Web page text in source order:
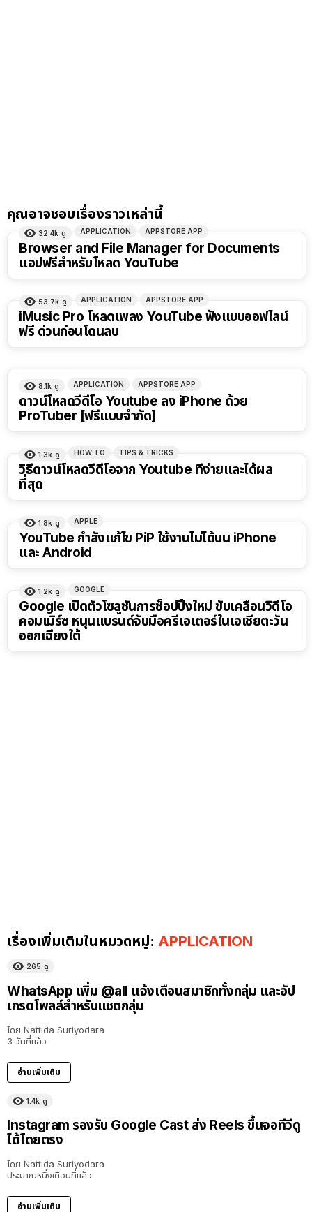
คุณอาจชอบเรื่องราวเหล่านี้
32.4k ดู APPLICATION APPSTORE APP
Browser and File Manager for Documents
แอปฟรีสำหรับโหลด YouTube
53.7k ดู APPLICATION APPSTORE APP
iMusic Pro โหลดเพลง YouTube ฟังแบบออฟไลน์
ฟรี ด่วนก่อนโดนลบ
8.1k ดู APPLICATION APPSTORE APP
ดาวน์โหลดวีดีโอ Youtube ลง iPhone ด้วย
ProTuber [ฟรีแบบจำกัด]
1.3k ดู HOW TO TIPS & TRICKS
วิธีดาวน์โหลดวีดีโอจาก Youtube ที่ง่ายและได้ผล
ที่สุด
1.8k ดู APPLE
YouTube กำลังแก้ไข PiP ใช้งานไม่ได้บน iPhone
และ Android
1.2k ดู GOOGLE
Google เปิดตัวโซลูชันการช็อปปิ้งใหม่ ขับเคลื่อนวิดีโอ
คอมเมิร์ซ หนุนแบรนด์จับมือครีเอเตอร์ในเอเชียตะวัน
ออกเฉียงใต้
เรื่องเพิ่มเติมในหมวดหมู่: APPLICATION
265 ดู
WhatsApp เพิ่ม @all แจ้งเตือนสมาชิกทั้งกลุ่ม และอัป
เกรดโพลล์สำหรับแชตกลุ่ม
โดย Nattida Suriyodara
3 วันที่แล้ว
อ่านเพิ่มเติม
1.4k ดู
Instagram รองรับ Google Cast ส่ง Reels ขึ้นจอทีวีดู
ได้โดยตรง
โดย Nattida Suriyodara
ประมาณหนึ่งเดือนที่แล้ว
อ่านเพิ่มเติม